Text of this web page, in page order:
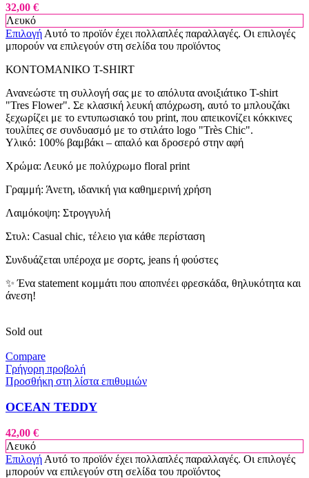
32,00 €
Λευκό
Επιλογή Αυτό το προϊόν έχει πολλαπλές παραλλαγές. Οι επιλογές
μπορούν να επιλεγούν στη σελίδα του προϊόντος
ΚΟΝΤΟΜΑΝΙΚΟ T-SHIRT
Ανανεώστε τη συλλογή σας με το απόλυτα ανοιξιάτικο T-shirt
"Tres Flower". Σε κλασική λευκή απόχρωση, αυτό το μπλουζάκι
ξεχωρίζει με το εντυπωσιακό του print, που απεικονίζει κόκκινες
τουλίπες σε συνδυασμό με το στιλάτο logo "Très Chic".
Υλικό: 100% βαμβάκι – απαλό και δροσερό στην αφή
Χρώμα: Λευκό με πολύχρωμο floral print
Γραμμή: Άνετη, ιδανική για καθημερινή χρήση
Λαιμόκοψη: Στρογγυλή
Στυλ: Casual chic, τέλειο για κάθε περίσταση
Συνδυάζεται υπέροχα με σορτς, jeans ή φούστες
✨ Ένα statement κομμάτι που αποπνέει φρεσκάδα, θηλυκότητα και
άνεση!
Sold out
Compare
Γρήγορη προβολή
Προσθήκη στη λίστα επιθυμιών
OCEAN TEDDY
42,00 €
Λευκό
Επιλογή Αυτό το προϊόν έχει πολλαπλές παραλλαγές. Οι επιλογές
μπορούν να επιλεγούν στη σελίδα του προϊόντος